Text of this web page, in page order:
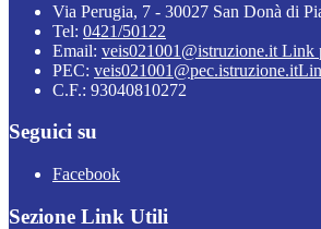
Via Perugia, 7 - 30027 San Donà di
Tel: 0421/50122
Email: veis021001@istruzione.it Link
PEC: veis021001@pec.istruzione.it
C.F.: 93040810272
Seguici su
Facebook
Sezione Link Utili